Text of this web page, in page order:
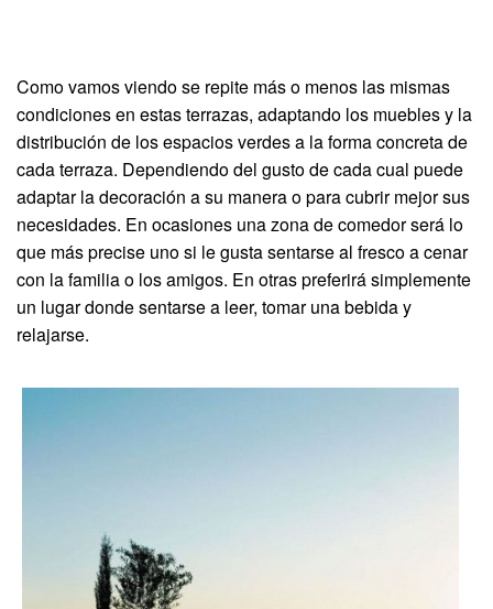
Como vamos viendo se repite más o menos las mismas
condiciones en estas terrazas, adaptando los muebles y la
distribución de los espacios verdes a la forma concreta de
cada terraza. Dependiendo del gusto de cada cual puede
adaptar la decoración a su manera o para cubrir mejor sus
necesidades. En ocasiones una zona de comedor será lo
que más precise uno si le gusta sentarse al fresco a cenar
con la familia o los amigos. En otras preferirá simplemente
un lugar donde sentarse a leer, tomar una bebida y
relajarse.